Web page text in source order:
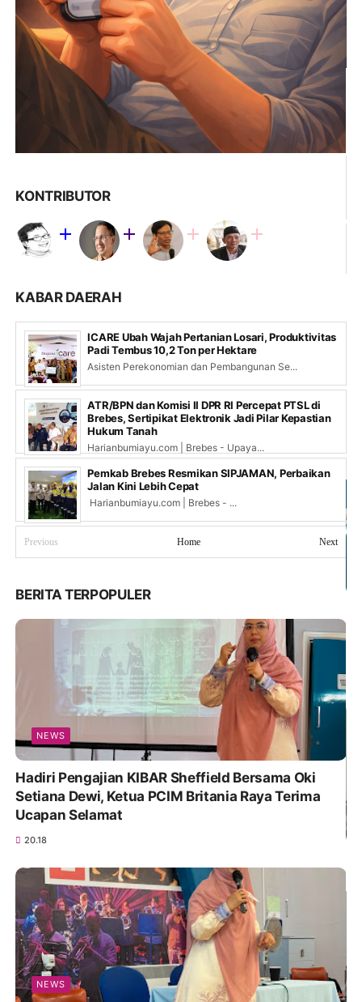
KONTRIBUTOR
KABAR DAERAH
ICARE Ubah Wajah Pertanian Losari, Produktivitas
Padi Tembus 10,2 Ton per Hektare
Asisten Perekonomian dan Pembangunan Se...
ATR/BPN dan Komisi II DPR RI Percepat PTSL di
Brebes, Sertipikat Elektronik Jadi Pilar Kepastian
Hukum Tanah
Harianbumiayu.com | Brebes - Upaya...
Pemkab Brebes Resmikan SIPJAMAN, Perbaikan
Jalan Kini Lebih Cepat
Harianbumiayu.com | Brebes - ...
Previous Next
Home
BERITA TERPOPULER
NEWS
Hadiri Pengajian KIBAR Sheffield Bersama Oki
Setiana Dewi, Ketua PCIM Britania Raya Terima
Ucapan Selamat
20.18
NEWS